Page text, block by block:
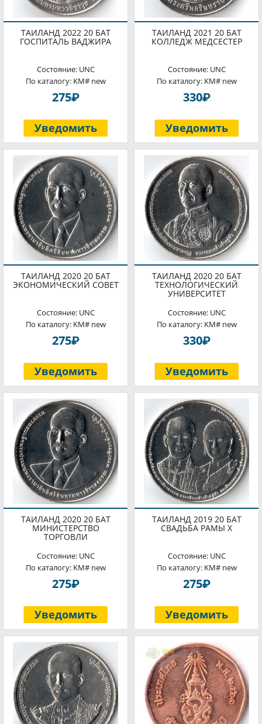
ТАИЛАНД 2022 20 БАТ
ГОСПИТАЛЬ ВАДЖИРА
Состояние: UNC
По каталогу: KM# new
275P
Уведомить
ТАИЛАНД 2021 20 БАТ
КОЛЛЕДЖ МЕДСЕСТЕР
Состояние: UNC
По каталогу: KM# new
330P
Уведомить
ТАИЛАНД 2020 20 БАТ
ЭКОНОМИЧЕСКИЙ СОВЕТ
Состояние: UNC
По каталогу: KM# new
275P
Уведомить
ТАИЛАНД 2020 20 БАТ
ТЕХНОЛОГИЧЕСКИЙ
УНИВЕРСИТЕТ
Состояние: UNC
По каталогу: KM# new
330P
Уведомить
ТАИЛАНД 2020 20 БАТ
МИНИСТЕРСТВО
ТОРГОВЛИ
Состояние: UNC
По каталогу: KM# new
275P
Уведомить
ТАИЛАНД 2019 20 БАТ
СВАДЬБА РАМЫ X
Состояние: UNC
По каталогу: KM# new
275P
Уведомить